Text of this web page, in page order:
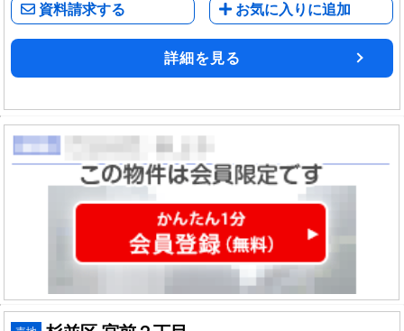
資料請求する お気に入りに追加
詳細を見る